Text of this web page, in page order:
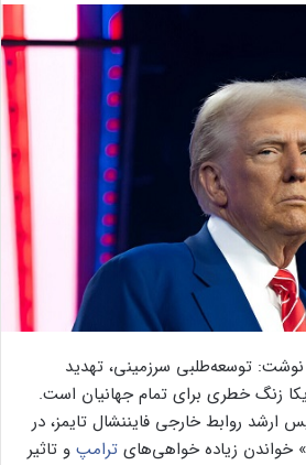
نوشت: توسعه‌طلبی سرزمینی، تهدید
زنگ خطری برای تمام جهانیان است.
ارشد روابط خارجی فایننشال تایمز، در
خواندن زیاده خواهی‌های ترامپ و تاثیر